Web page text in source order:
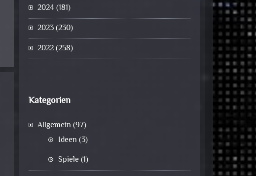
2024(181)
2023(230)
2022(258)
Kategorien
Allgemein (97)
Ideen (3)
Spiele (1)